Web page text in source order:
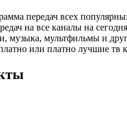
передач всех
на все каналы на
музыка, мультфильмы и
или платно лучшие тв